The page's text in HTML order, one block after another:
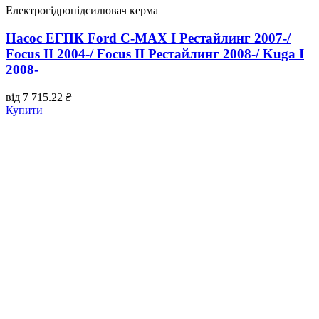
Електрогідропідсилювач керма
Насос ЕГПК Ford C-MAX I Рестайлинг 2007-/
Focus II 2004-/ Focus II Рестайлинг 2008-/ Kuga I
2008-
від 7 715.22 ₴
Купити